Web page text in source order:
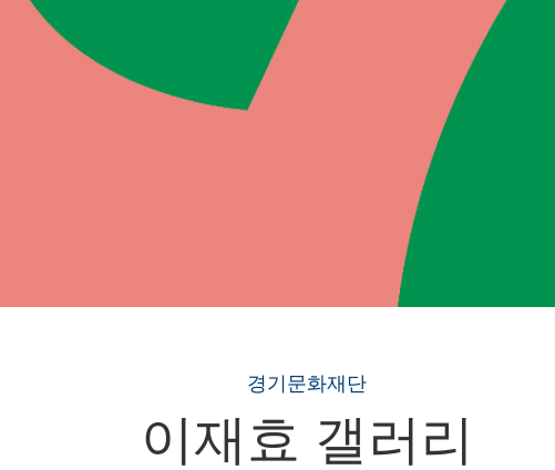
경기문화재단
이재효 갤러리